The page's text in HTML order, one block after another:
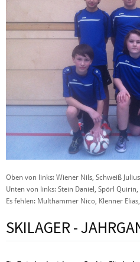
Oben von links: Wiener Nils, Schweiß
Unten von links: Stein Daniel, Spörl
Es fehlen: Multhammer Nico, Klenner
SKILAGER -